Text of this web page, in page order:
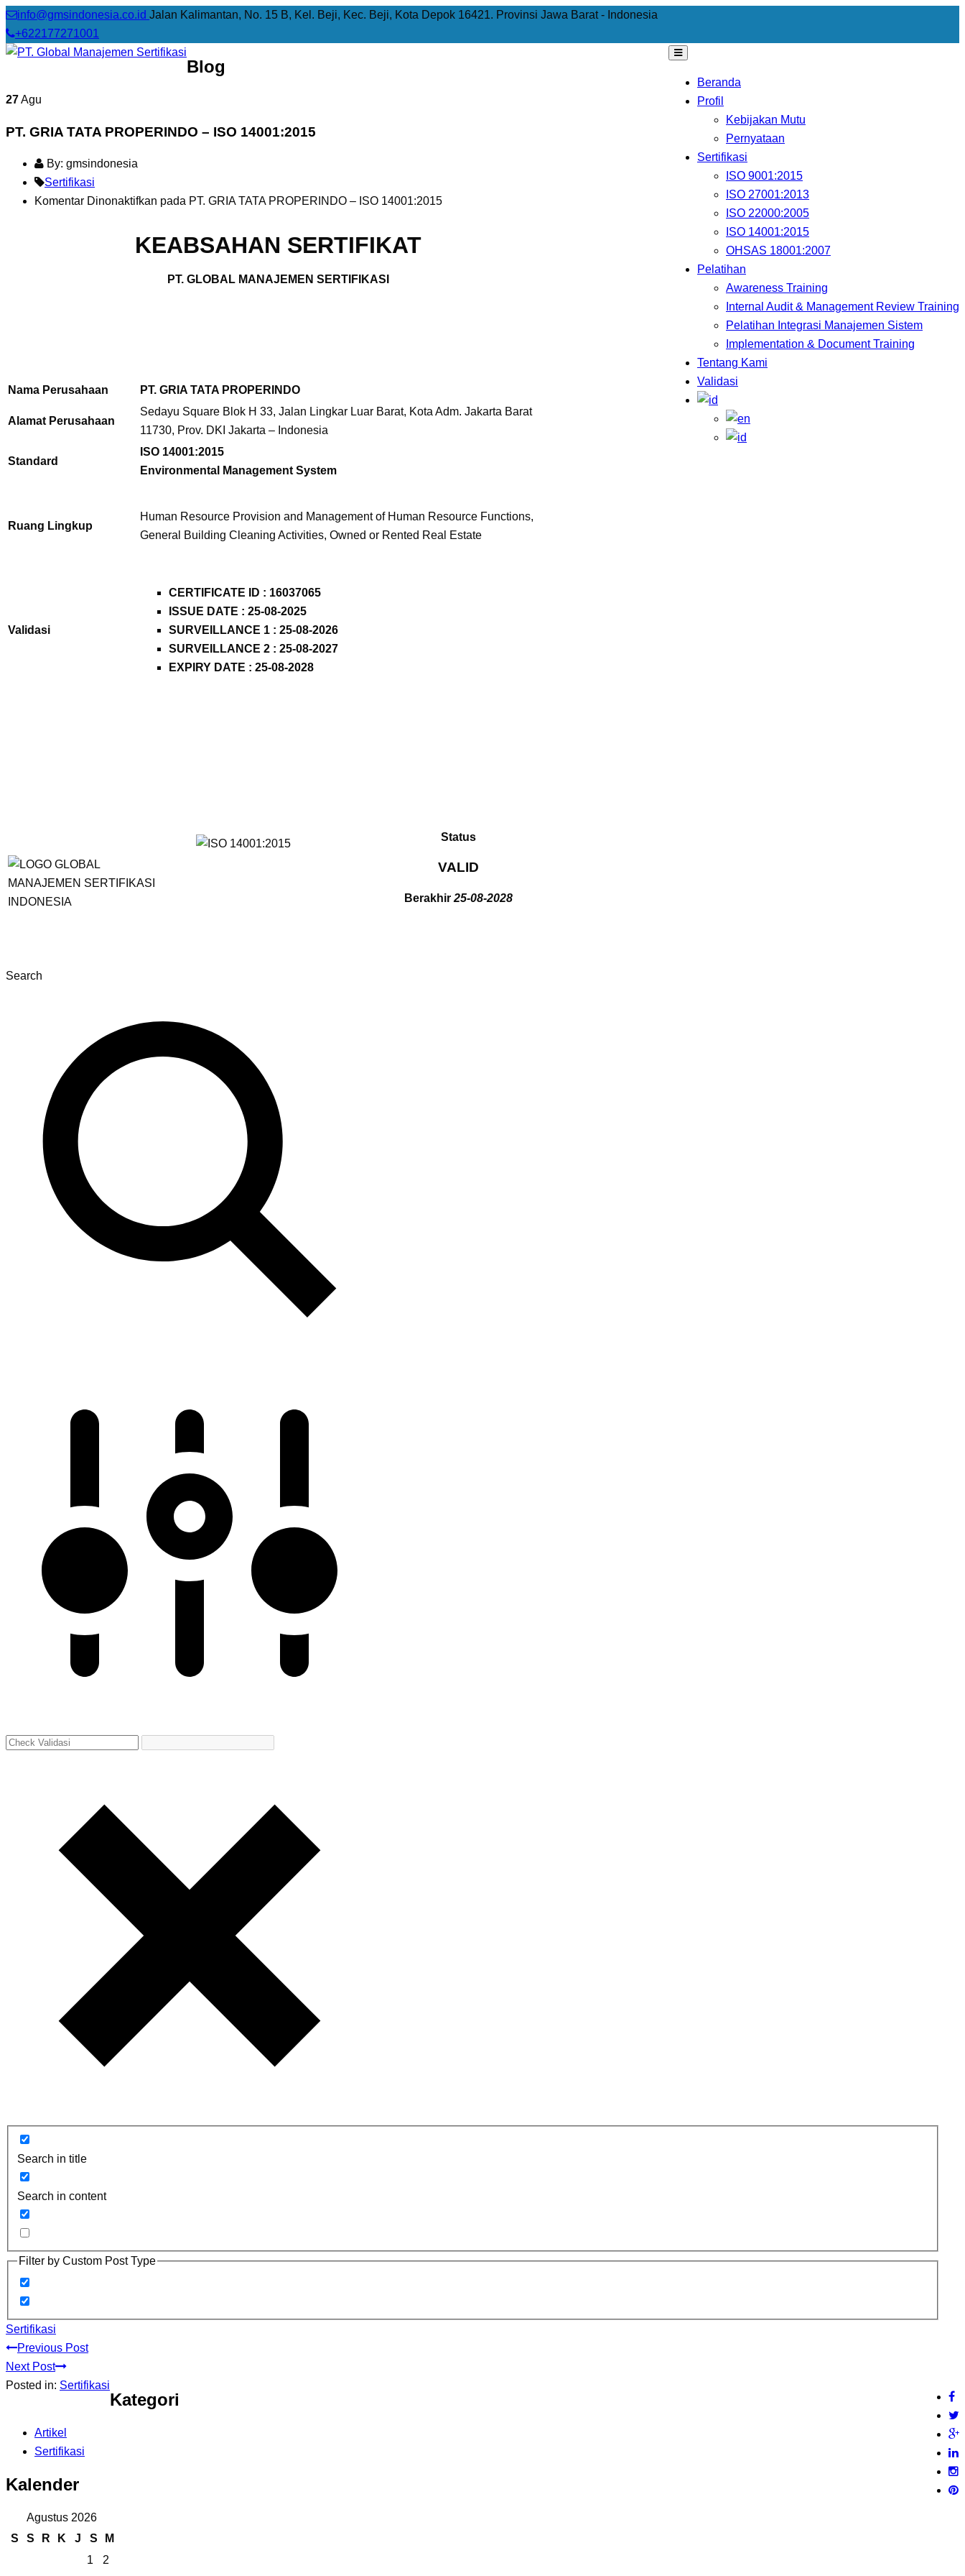
info@gmsindonesia.co.id Jalan Kalimantan, No. 15 B, Kel. Beji, Kec. Beji, Kota Depok 16421. Provinsi Jawa Barat - Indonesia
+622177271001
Beranda
Profil
Kebijakan Mutu
Pernyataan
Sertifikasi
ISO 9001:2015
ISO 27001:2013
ISO 22000:2005
ISO 14001:2015
OHSAS 18001:2007
Pelatihan
Awareness Training
Internal Audit & Management Review Training
Pelatihan Integrasi Manajemen Sistem
Implementation & Document Training
Tentang Kami
Validasi
Blog
27Agu
PT. GRIA TATA PROPERINDO – ISO 14001:2015
By: gmsindonesia
Sertifikasi
Komentar Dinonaktifkan pada PT. GRIA TATA PROPERINDO – ISO 14001:2015
KEABSAHAN SERTIFIKAT
PT. GLOBAL MANAJEMEN SERTIFIKASI
Nama Perusahaan PT. GRIA TATA PROPERINDO
Alamat Perusahaan
Sedayu Square Blok H 33, Jalan Lingkar Luar Barat, Kota Adm. Jakarta Barat
11730, Prov. DKI Jakarta – Indonesia
Standard
ISO 14001:2015
Environmental Management System
Ruang Lingkup
Human Resource Provision and Management of Human Resource Functions,
General Building Cleaning Activities, Owned or Rented Real Estate
Validasi
CERTIFICATE ID : 16037065
ISSUE DATE : 25-08-2025
SURVEILLANCE 1 : 25-08-2026
SURVEILLANCE 2 : 25-08-2027
EXPIRY DATE : 25-08-2028
Status
VALID
Berakhir 25-08-2028
Search
Search in title
Search in content
Filter by Custom Post Type
Sertifikasi
Previous Post
Next Post
Posted in: Sertifikasi
Kategori
Artikel
Sertifikasi
Kalender
Agustus 2026
S
S R K J S
M
1
2